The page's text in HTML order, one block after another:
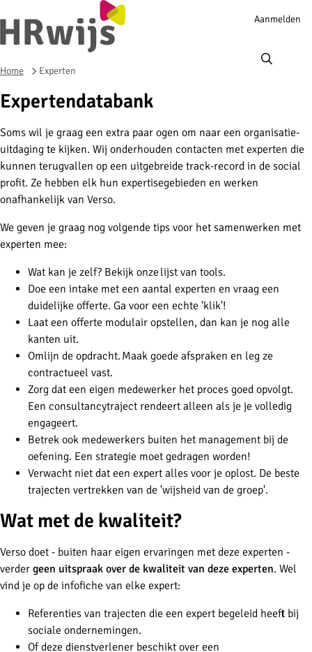
Account
Aanmelden
Home Experten
Expertendatabank
Soms wil je graag een extra paar ogen om naar een organisatie-
uitdaging te kijken. Wij onderhouden contacten met experten die
kunnen terugvallen op een uitgebreide track-record in de social
profit. Ze hebben elk hun expertisegebieden en werken
onafhankelijk van Verso.
We geven je graag nog volgende tips voor het samenwerken met
experten mee:
Wat kan je zelf? Bekijk onze lijst van tools.
Doe een intake met een aantal experten en vraag een
duidelijke offerte. Ga voor een echte 'klik'!
Laat een offerte modulair opstellen, dan kan je nog alle
kanten uit.
Omlijn de opdracht. Maak goede afspraken en leg ze
contractueel vast.
Zorg dat een eigen medewerker het proces goed opvolgt.
Een consultancytraject rendeert alleen als je je volledig
engageert.
Betrek ook medewerkers buiten het management bij de
oefening. Een strategie moet gedragen worden!
Verwacht niet dat een expert alles voor je oplost. De beste
trajecten vertrekken van de 'wijsheid van de groep'.
Wat met de kwaliteit?
Verso doet - buiten haar eigen ervaringen met deze experten -
verder geen uitspraak over de kwaliteit van deze experten. Wel
vind je op de infofiche van elke expert:
Referenties van trajecten die een expert begeleid heeft bij
sociale ondernemingen.
Of deze dienstverlener beschikt over een